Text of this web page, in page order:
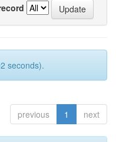
seconds).
previous 1 next